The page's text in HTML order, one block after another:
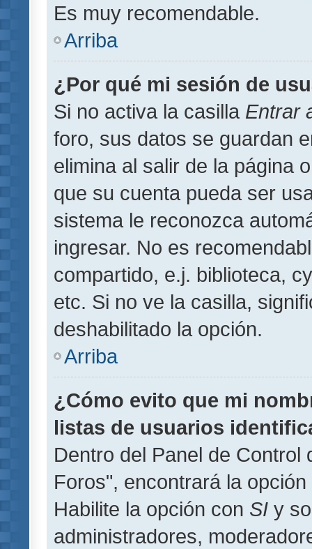
Es muy recomendable.
Arriba
¿Por qué mi sesión de
Si no activa la casilla Entrar
foro, sus datos se guardan
elimina al salir de la página
que su cuenta pueda ser
sistema le reconozca
ingresar. No es
compartido, e.j. biblioteca,
etc. Si no ve la casilla,
deshabilitado la opción.
Arriba
¿Cómo evito que mi
listas de usuarios
Dentro del Panel de
Foros", encontrará la opción
Habilite la opción con SI y
administradores,